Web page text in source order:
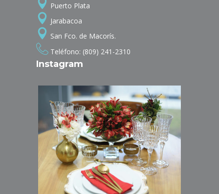
Puerto Plata
Jarabacoa
San Fco. de Macorís.
Teléfono: (809) 241-2310
Instagram